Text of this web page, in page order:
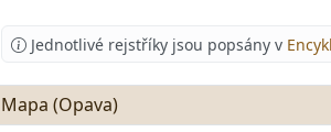
Jednotlivé rejstříky jsou popsány v
Mapa (Opava)